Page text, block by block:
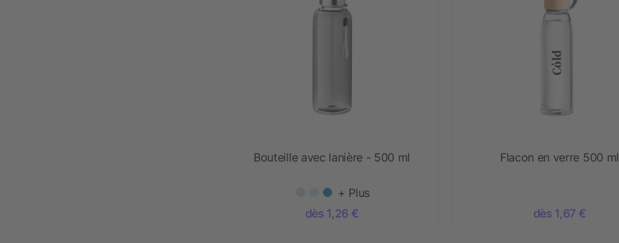
Bouteille avec lanière - 500 ml
+ Plus
dès 1,26 €
Flacon en verre 500 ml
dès 1,67 €